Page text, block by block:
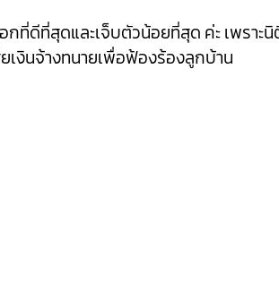
ดีที่สุดและเจ็บตัวน้อยที่สุด ค่ะ เพราะ
เงินจ้างทนายเพื่อฟ้องร้องลูกบ้าน